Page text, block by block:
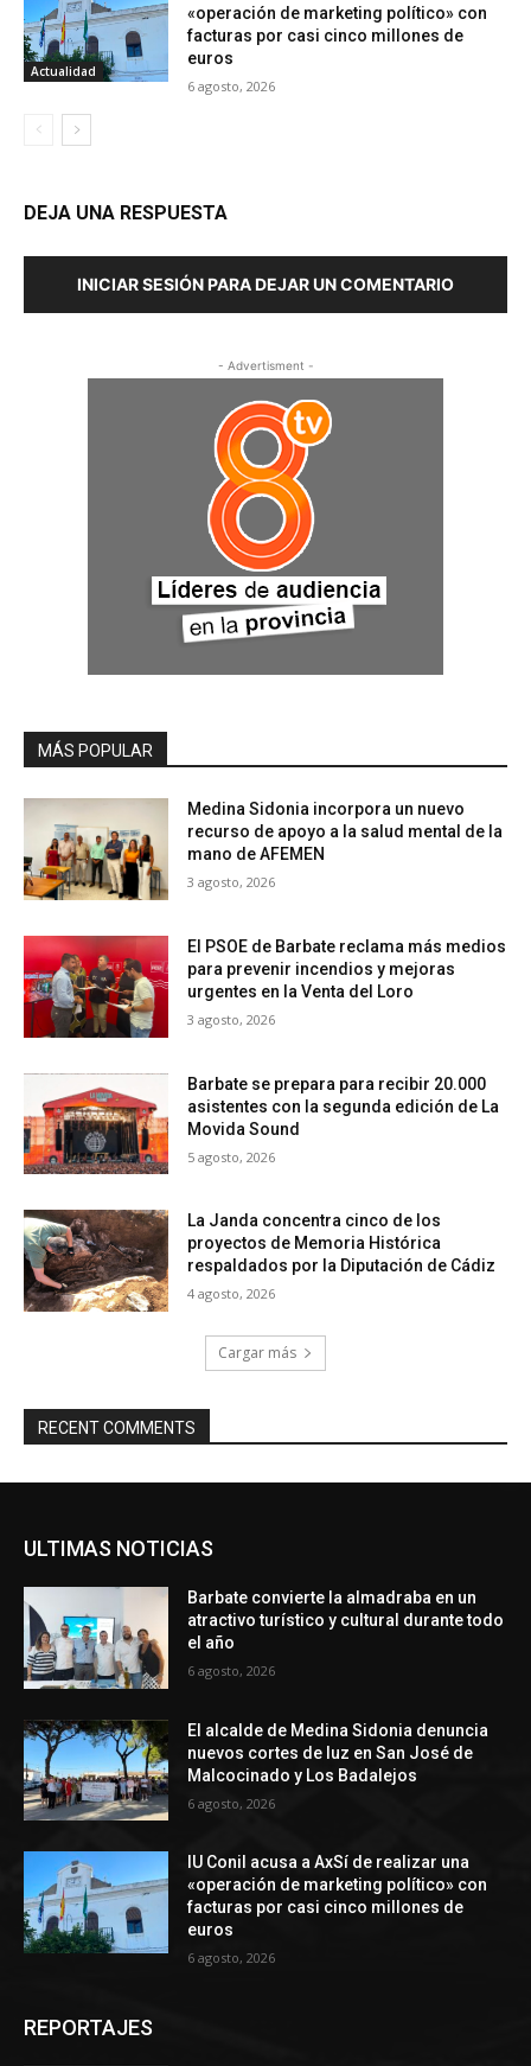
Actualidad
«operación de marketing político» con
facturas por casi cinco millones de
euros
6 agosto, 2026
DEJA UNA RESPUESTA
INICIAR SESIÓN PARA DEJAR UN COMENTARIO
- Advertisment -
MÁS POPULAR
Medina Sidonia incorpora un nuevo
recurso de apoyo a la salud mental de la
mano de AFEMEN
3 agosto, 2026
El PSOE de Barbate reclama más medios
para prevenir incendios y mejoras
urgentes en la Venta del Loro
3 agosto, 2026
Barbate se prepara para recibir 20.000
asistentes con la segunda edición de La
Movida Sound
5 agosto, 2026
La Janda concentra cinco de los
proyectos de Memoria Histórica
respaldados por la Diputación de Cádiz
4 agosto, 2026
Cargar más
RECENT COMMENTS
ULTIMAS NOTICIAS
Barbate convierte la almadraba en un
atractivo turístico y cultural durante todo
el año
6 agosto, 2026
El alcalde de Medina Sidonia denuncia
nuevos cortes de luz en San José de
Malcocinado y Los Badalejos
6 agosto, 2026
IU Conil acusa a AxSí de realizar una
«operación de marketing político» con
facturas por casi cinco millones de
euros
6 agosto, 2026
REPORTAJES